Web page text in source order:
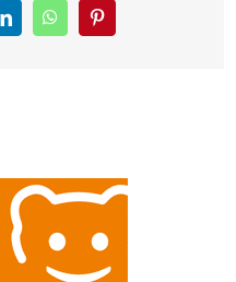
LinkedInWhatsAppPinterest